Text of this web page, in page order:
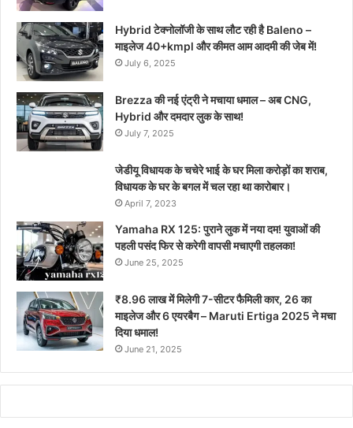
Hybrid टेक्नोलॉजी के साथ लौट रही है Baleno –
माइलेज 40+kmpl और कीमत आम आदमी की जेब में!
July 6, 2025
Brezza की नई एंट्री ने मचाया धमाल – अब CNG,
Hybrid और दमदार लुक के साथ!
July 7, 2025
जेडीयू विधायक के चचेरे भाई के घर मिला करोड़ों का शराब,
विधायक के घर के बगल में चल रहा था कारोबार।
April 7, 2023
Yamaha RX 125: पुराने लुक में नया दम! युवाओं की
पहली पसंद फिर से करेगी वापसी मचाएगी तहलका!
June 25, 2025
₹8.96 लाख में मिलेगी 7-सीटर फैमिली कार, 26 का
माइलेज और 6 एयरबैग – Maruti Ertiga 2025 ने मचा
दिया धमाल!
June 21, 2025